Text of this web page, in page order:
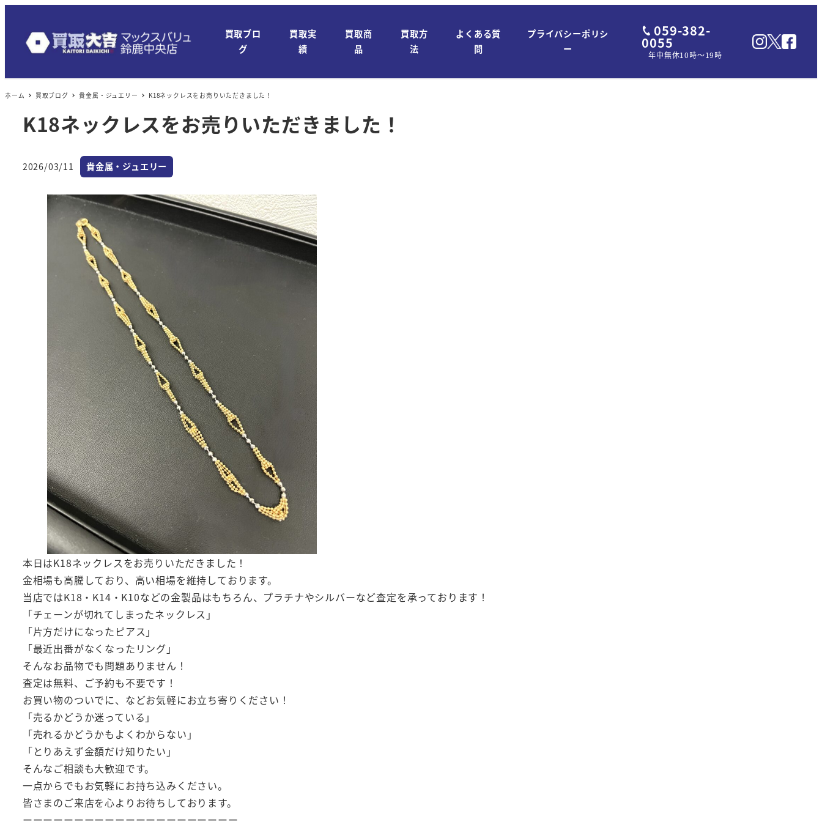
ン
テ
買取ブロ
グ
買取実
績
買取商
品
買取方
法
よくある質
問
プライバシーポリシ
ー
059-382-
0055
年中無休10時～19時
ホーム 買取ブログ 貴金属・ジュエリー K18ネックレスをお売りいただきました！
K18ネックレスをお売りいただきました！
投稿日
2026/03/11 カテゴリー
貴金属・ジュエリー
本日はK18ネックレスをお売りいただきました！
金相場も高騰しており、高い相場を維持しております。
当店ではK18・K14・K10などの金製品はもちろん、プラチナやシルバーなど査定を承っております！
「チェーンが切れてしまったネックレス」
「片方だけになったピアス」
「最近出番がなくなったリング」
そんなお品物でも問題ありません！
査定は無料、ご予約も不要です！
お買い物のついでに、などお気軽にお立ち寄りください！
「売るかどうか迷っている」
「売れるかどうかもよくわからない」
「とりあえず金額だけ知りたい」
そんなご相談も大歓迎です。
一点からでもお気軽にお持ち込みください。
皆さまのご来店を心よりお待ちしております。